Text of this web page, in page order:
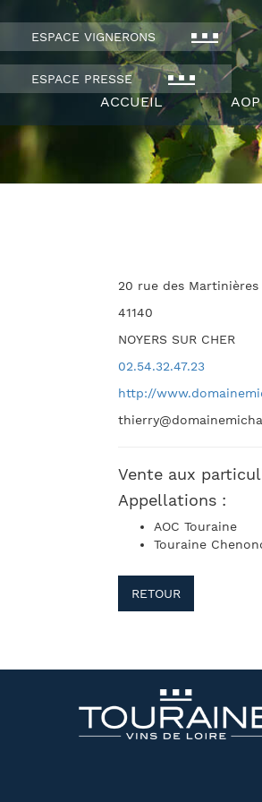
ESPACE VIGNERONS
ESPACE PRESSE
ACCUEIL
20 rue des Martinières
41140
NOYERS SUR CHER
02.54.32.47.23
http://
Vente aux
Appellations :
AOC Touraine
Touraine
RETOUR